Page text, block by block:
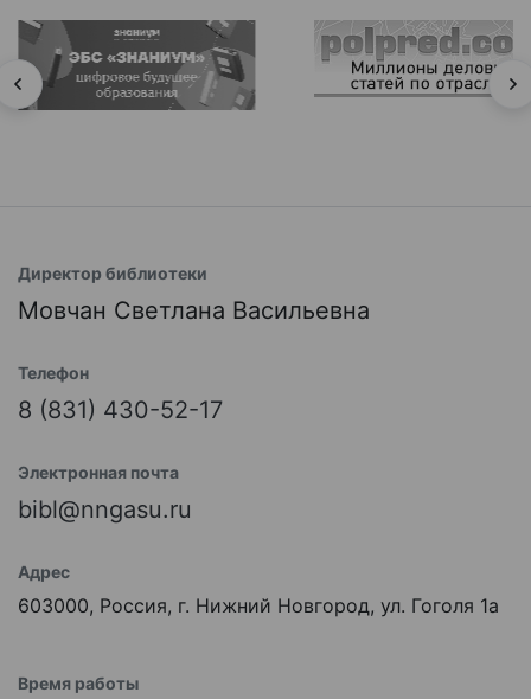
Директор библиотеки
Мовчан Светлана Васильевна
Телефон
8 (831) 430-52-17
Электронная почта
bibl@nngasu.ru
Адрес
603000, Россия, г. Нижний Новгород, ул. Гоголя 1а
Время работы